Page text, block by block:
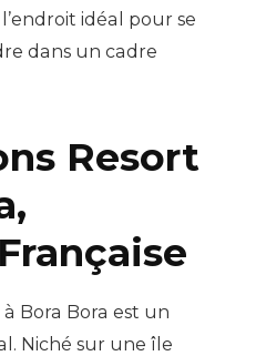
idéal pour se
dans un cadre
Resort
à Bora Bora est un
Niché sur une île